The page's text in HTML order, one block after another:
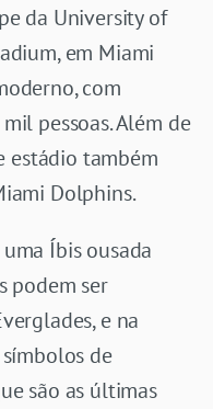
da University of
em Miami
com
pessoas. Além de
estádio também
Dolphins.
Íbis ousada
podem ser
e na
de
são as últimas